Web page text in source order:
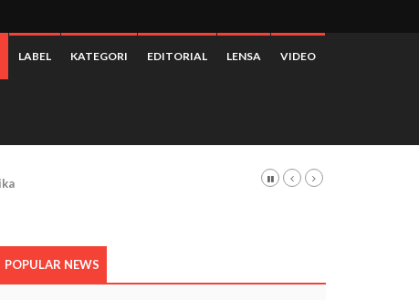
LABEL KATEGORI EDITORIAL LENSA VIDEO
POPULAR NEWS